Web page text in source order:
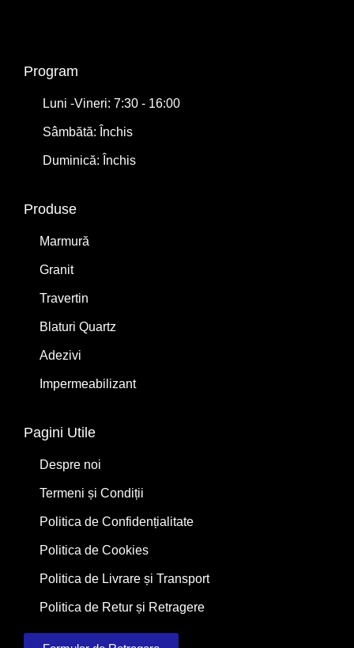
Program
Luni -Vineri: 7:30 - 16:00
Sâmbătă: Închis
Duminică: Închis
Produse
Marmură
Granit
Travertin
Blaturi Quartz
Adezivi
Impermeabilizant
Pagini Utile
Despre noi
Termeni și Condiții
Politica de Confidențialitate
Politica de Cookies
Politica de Livrare și Transport
Politica de Retur și Retragere